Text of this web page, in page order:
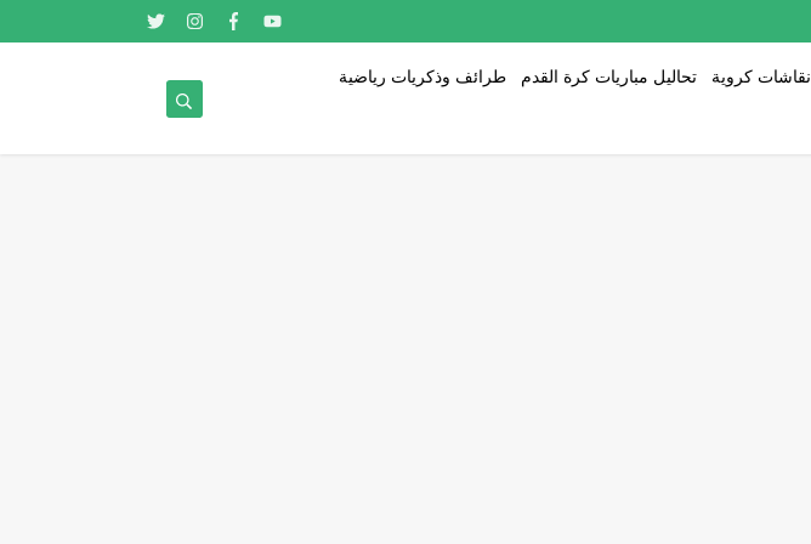
نقاشات كروية تحاليل مباريات كرة القدم طرائف وذكريات رياضية